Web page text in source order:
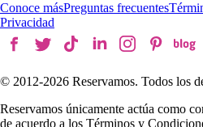
Conoce másPreguntas frecuentes
Privacidad
© 2012-2026 Reservamos. Todos los
Reservamos únicamente actúa como
de acuerdo a los Términos y